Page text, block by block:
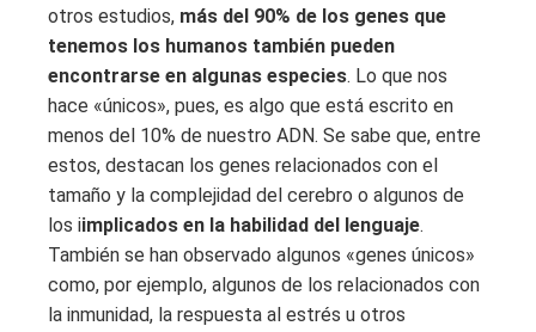
otros estudios, más del 90% de los genes que
tenemos los humanos también pueden
encontrarse en algunas especies. Lo que nos
hace «únicos», pues, es algo que está escrito en
menos del 10% de nuestro ADN. Se sabe que, entre
estos, destacan los genes relacionados con el
tamaño y la complejidad del cerebro o algunos de
los iimplicados en la habilidad del lenguaje.
También se han observado algunos «genes únicos»
como, por ejemplo, algunos de los relacionados con
la inmunidad, la respuesta al estrés u otros